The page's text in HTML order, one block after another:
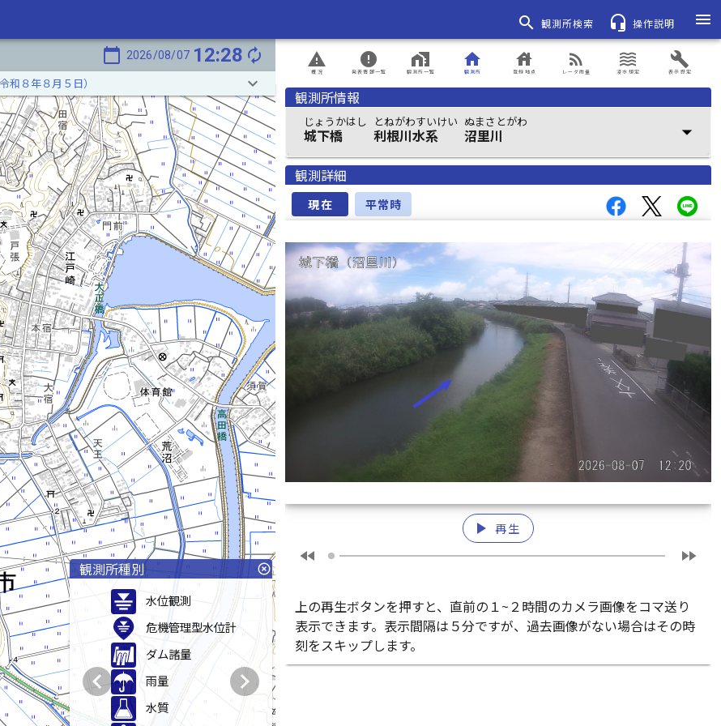
search 観測所検索 headset_mic 操作説明
menu
calendar_today 2026/08/07 12:28 autorenew
和８年８月５日） keyboard_arrow_down
観測所種別 highlight_off
水位観測
危機管理型水位計
ダム諸量
雨量
水質
chevron_left chevron_right
概況
report_problem
発表情報一覧
error
観測所一覧
home_work
観測所
home
登録地点
house
レーダ雨量
rss_feed
浸水想定
waves
表示設定
build
観測所情報
じょうかはし
城下橋
とねがわすいけい
利根川水系
ぬまさとがわ
沼里川 arrow_drop_down
観測詳細
現在 平常時
play_arrow 再生
fast_rewind fast_forward
上の再生ボタンを押すと、直前の１~２時間のカメラ画像をコマ送り
表示できます。表示間隔は５分ですが、過去画像がない場合はその時
刻をスキップします。